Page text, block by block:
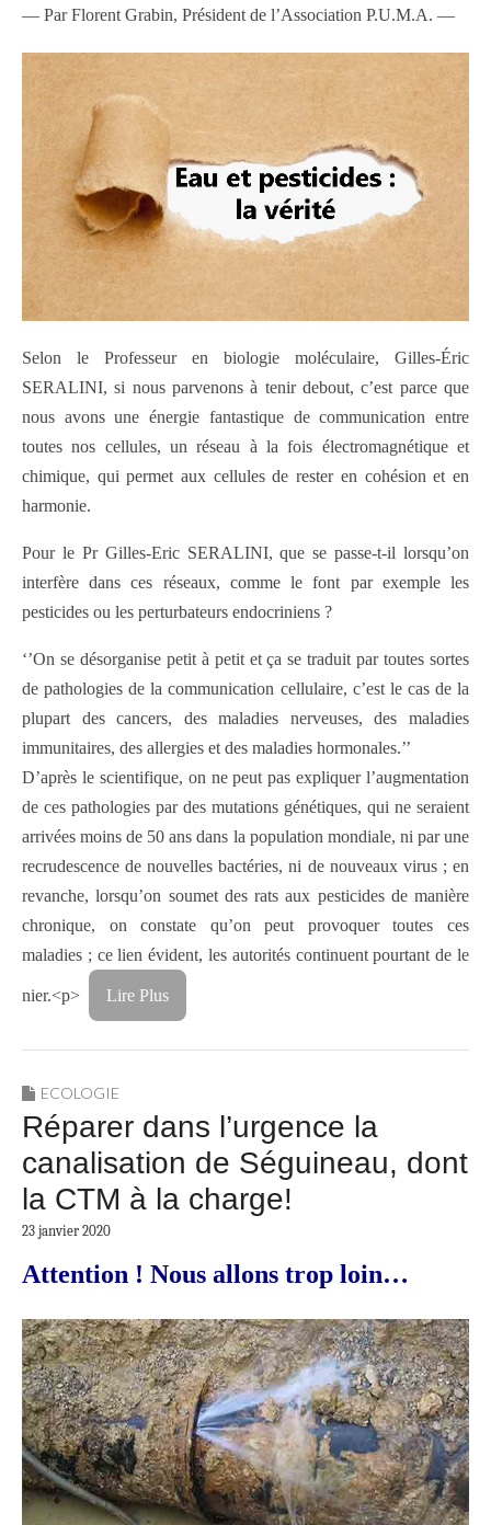
— Par Florent Grabin, Président de l’Association P.U.M.A. —
Selon le Professeur en biologie moléculaire, Gilles-Éric
SERALINI, si nous parvenons à tenir debout, c’est parce que
nous avons une énergie fantastique de communication entre
toutes nos cellules, un réseau à la fois électromagnétique et
chimique, qui permet aux cellules de rester en cohésion et en
harmonie.
Pour le Pr Gilles-Eric SERALINI, que se passe-t-il lorsqu’on
interfère dans ces réseaux, comme le font par exemple les
pesticides ou les perturbateurs endocriniens ?
‘’On se désorganise petit à petit et ça se traduit par toutes sortes
de pathologies de la communication cellulaire, c’est le cas de la
plupart des cancers, des maladies nerveuses, des maladies
immunitaires, des allergies et des maladies hormonales.’’
D’après le scientifique, on ne peut pas expliquer l’augmentation
de ces pathologies par des mutations génétiques, qui ne seraient
arrivées moins de 50 ans dans la population mondiale, ni par une
recrudescence de nouvelles bactéries, ni de nouveaux virus ; en
revanche, lorsqu’on soumet des rats aux pesticides de manière
chronique, on constate qu’on peut provoquer toutes ces
maladies ; ce lien évident, les autorités continuent pourtant de le
nier.<p> Lire Plus
ECOLOGIE
Réparer dans l’urgence la
canalisation de Séguineau, dont
la CTM à la charge!
23 janvier 2020
Attention ! Nous allons trop loin…